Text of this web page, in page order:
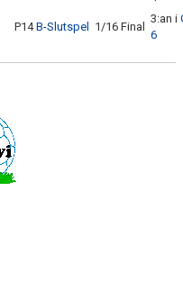
P14B-Slutspel 1/16 Final
3:an i
6